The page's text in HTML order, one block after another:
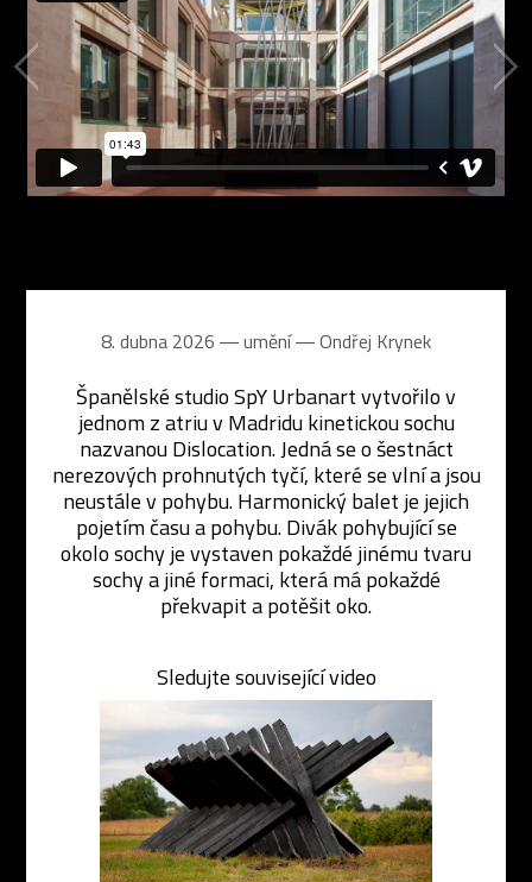
8. dubna 2026 ― umění ―Ondřej Krynek
Španělské studio SpY Urbanart vytvořilo v
jednom z atriu v Madridu kinetickou sochu
nazvanou Dislocation. Jedná se o šestnáct
nerezových prohnutých tyčí, které se vlní a jsou
neustále v pohybu. Harmonický balet je jejich
pojetím času a pohybu. Divák pohybující se
okolo sochy je vystaven pokaždé jinému tvaru
sochy a jiné formaci, která má pokaždé
překvapit a potěšit oko.
Sledujte související video